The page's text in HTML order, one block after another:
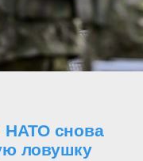
НАТО снова
ловушку